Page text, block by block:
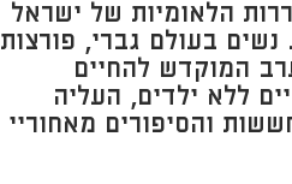
הלאומיות של ישראל
נשים בעולם גברי, פורצות
המוקדש להחיים
ללא ילדים, העליה
והסיפורים מאחוריי